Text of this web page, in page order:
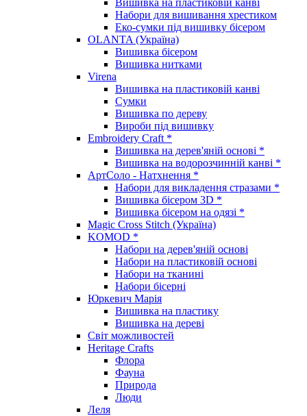
Набори для вишивання хрестиком
Еко-сумки під вишивку бісером
OLANTA (Україна)
Вишивка бісером
Вишивка нитками
Virena
Вишивка на пластиковій канві
Сумки
Вишивка по дереву
Вироби під вишивку
Embroidery Craft *
Вишивка на дерев'яній основі *
Вишивка на водорозчинній канві *
АртСоло - Натхнення *
Набори для викладення стразами *
Вишивка бісером 3D *
Вишивка бісером на одязі *
Magic Cross Stitch (Україна)
KOMOD *
Набори на дерев'яній основі
Набори на пластиковій основі
Набори на тканині
Набори бісерні
Юркевич Марія
Вишивка на пластику
Вишивка на дереві
Світ можливостей
Heritage Crafts
Флора
Фауна
Природа
Люди
Леля